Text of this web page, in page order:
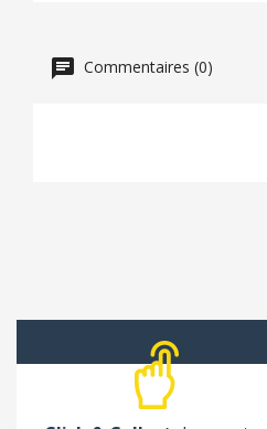
Commentaires (0)